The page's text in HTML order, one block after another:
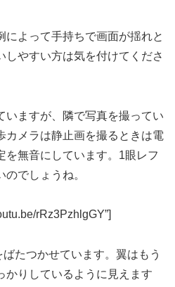
によって手持ちで画面が揺れと
しやすい方は気を付けてくださ
いますが、隣で写真を撮ってい
カメラは静止画を撮るときは電
無音にしています。1眼レフ
でしょうね。
rRz3PzhlgGY”]
たつかせています。翼はもう
かりしているように見えます